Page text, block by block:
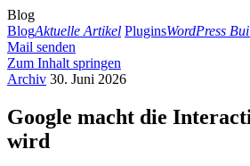
Blog
BlogAktuelle Artikel PluginsWordPress
Mail senden
Zum Inhalt springen
Archiv 30. Juni 2026
Google macht die
wird